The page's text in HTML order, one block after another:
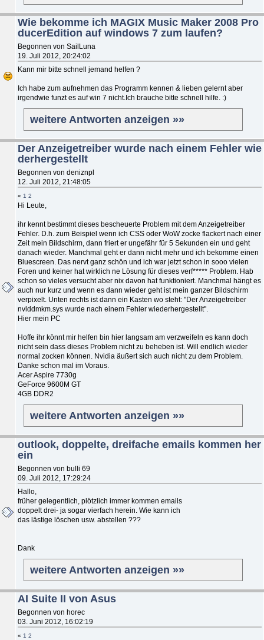
Wie bekomme ich MAGIX Music Maker 2008 Pro
ducerEdition auf windows 7 zum laufen?
Begonnen von SailLuna
19. Juli 2012, 20:24:02
Kann mir bitte schnell jemand helfen ?
Ich habe zum aufnehmen das Programm kennen & lieben gelernt aber
irgendwie funzt es auf win 7 nicht.Ich brauche bitte schnell hilfe. :)
weitere Antworten anzeigen »»
Der Anzeigetreiber wurde nach einem Fehler wie
derhergestellt
Begonnen von deniznpl
12. Juli 2012, 21:48:05
« 1 2
Hi Leute,
ihr kennt bestimmt dieses bescheuerte Problem mit dem Anzeigetreiber
Fehler. D.h. zum Beispiel wenn ich CSS oder WoW zocke flackert nach einer
Zeit mein Bildschirm, dann friert er ungefähr für 5 Sekunden ein und geht
danach wieder. Manchmal geht er dann nicht mehr und ich bekomme einen
Bluescreen. Das nervt ganz schön und ich war jetzt schon in sooo vielen
Foren und keiner hat wirklich ne Lösung für dieses verf***** Problem. Hab
schon so vieles versucht aber nix davon hat funktioniert. Manchmal hängt es
auch nur kurz und wenn es dann wieder geht ist mein ganzer Bildschirm
verpixelt. Unten rechts ist dann ein Kasten wo steht: "Der Anzeigetreiber
nvlddmkm.sys wurde nach einem Fehler wiederhergestellt".
Hier mein PC
Hoffe ihr könnt mir helfen bin hier langsam am verzweifeln es kann doch
nicht sein dass dieses Problem nicht zu beheben ist. Will endlich wieder
normal zocken können. Nvidia äußert sich auch nicht zu dem Problem.
Danke schon mal im Voraus.
Acer Aspire 7730g
GeForce 9600M GT
4GB DDR2
weitere Antworten anzeigen »»
outlook, doppelte, dreifache emails kommen her
ein
Begonnen von bulli 69
09. Juli 2012, 17:29:24
Hallo,
früher gelegentlich, plötzlich immer kommen emails
doppelt drei- ja sogar vierfach herein. Wie kann ich
das lästige löschen usw. abstellen ???
Dank
weitere Antworten anzeigen »»
AI Suite II von Asus
Begonnen von horec
03. Juni 2012, 16:02:19
« 1 2